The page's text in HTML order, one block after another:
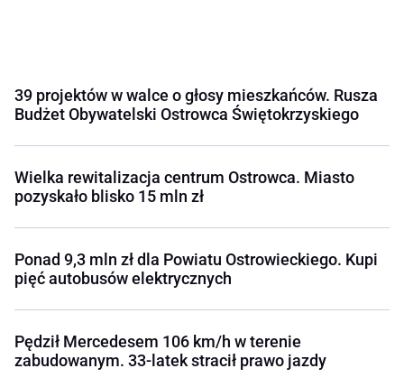
39 projektów w walce o głosy mieszkańców. Rusza
Budżet Obywatelski Ostrowca Świętokrzyskiego
Wielka rewitalizacja centrum Ostrowca. Miasto
pozyskało blisko 15 mln zł
Ponad 9,3 mln zł dla Powiatu Ostrowieckiego. Kupi
pięć autobusów elektrycznych
Pędził Mercedesem 106 km/h w terenie
zabudowanym. 33-latek stracił prawo jazdy